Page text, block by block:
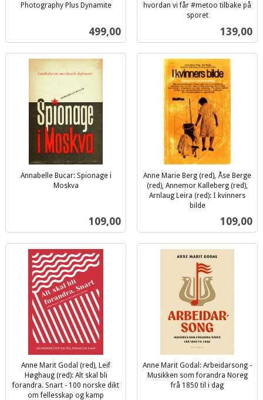
Photography Plus Dynamite
Pris
499,00
hvordan vi får #metoo tilbake på
sporet
Pris
139,00
Annabelle Bucar: Spionage i
Moskva
Pris
109,00
Anne Marie Berg (red), Åse Berge
(red), Annemor Kalleberg (red),
Arnlaug Leira (red): I kvinners
bilde
Pris
109,00
Anne Marit Godal (red), Leif
Høghaug (red): Alt skal bli
forandra. Snart - 100 norske dikt
om fellesskap og kamp
Anne Marit Godal: Arbeidarsong -
Musikken som forandra Noreg
frå 1850 til i dag